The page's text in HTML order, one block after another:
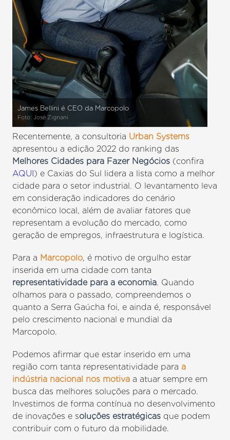
James Bellini é CEO da Marcopolo
Foto: José Zignani
Recentemente, a consultoria Urban Systems
apresentou a edição 2022 do ranking das
Melhores Cidades para Fazer Negócios (confira
AQUI ) e Caxias do Sul lidera a lista como a melhor
cidade para o setor industrial. O levantamento leva
em consideração indicadores do cenário
econômico local, além de avaliar fatores que
representam a evolução do mercado, como
geração de empregos, infraestrutura e logística.
Para a Marcopolo, é motivo de orgulho estar
inserida em uma cidade com tanta
representatividade para a economia. Quando
olhamos para o passado, compreendemos o
quanto a Serra Gaúcha foi, e ainda é, responsável
pelo crescimento nacional e mundial da
Marcopolo.
Podemos afirmar que estar inserido em uma
região com tanta representatividade para a
indústria nacional nos motiva a atuar sempre em
busca das melhores soluções para o mercado.
Investimos de forma contínua no desenvolvimento
de inovações e soluções estratégicas que podem
contribuir com o futuro da mobilidade.